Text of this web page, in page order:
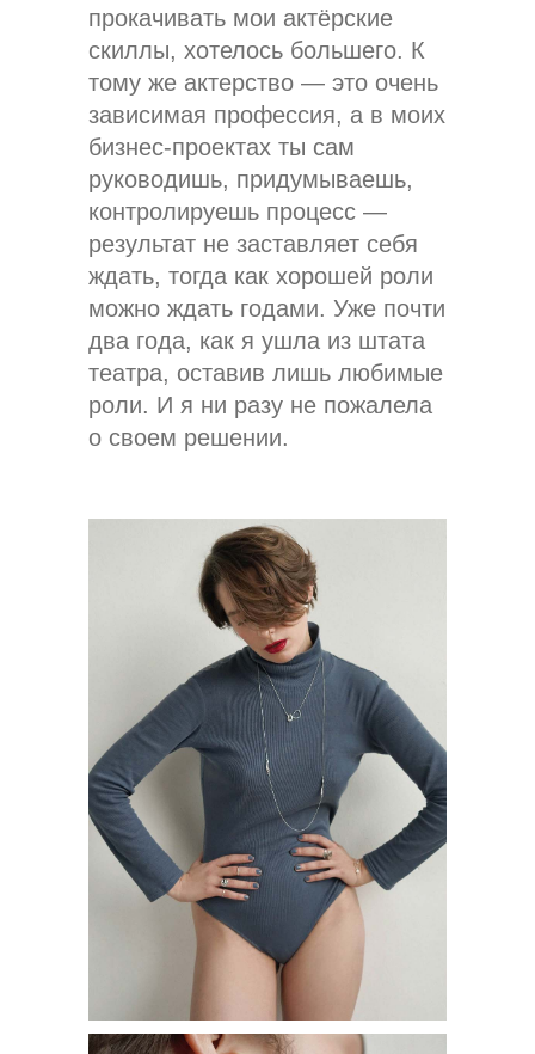
прокачивать мои актёрские
скиллы, хотелось большего. К
тому же актерство — это очень
зависимая профессия, а в моих
бизнес-проектах ты сам
руководишь, придумываешь,
контролируешь процесс —
результат не заставляет себя
ждать, тогда как хорошей роли
можно ждать годами. Уже почти
два года, как я ушла из штата
театра, оставив лишь любимые
роли. И я ни разу не пожалела
о своем решении.